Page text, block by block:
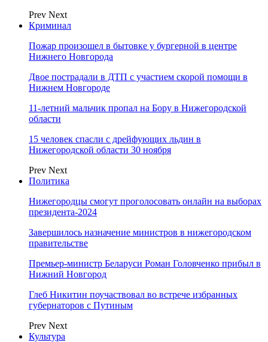
Prev Next
Криминал
Пожар произошел в бытовке у бургерной в центре
Нижнего Новгорода
Двое пострадали в ДТП с участием скорой помощи в
Нижнем Новгороде
11-летний мальчик пропал на Бору в Нижегородской
области
15 человек спасли с дрейфующих льдин в
Нижегородской области 30 ноября
Prev Next
Политика
Нижегородцы смогут проголосовать онлайн на выборах
президента-2024
Завершилось назначение министров в нижегородском
правительстве
Премьер-министр Беларуси Роман Головченко прибыл в
Нижний Новгород
Глеб Никитин поучаствовал во встрече избранных
губернаторов с Путиным
Prev Next
Культура